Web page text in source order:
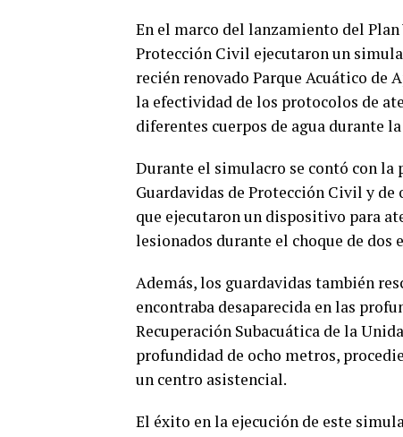
En el marco del lanzamiento del
Protección Civil ejecutaron un
recién renovado Parque Acuático de
la efectividad de los protocolos de
diferentes cuerpos de agua durante la
Durante el simulacro se contó con
Guardavidas de Protección Civil y
que ejecutaron un dispositivo para
lesionados durante el choque de dos
Además, los guardavidas también
encontraba desaparecida en las
Recuperación Subacuática de la
profundidad de ocho metros,
un centro asistencial.
El éxito en la ejecución de este